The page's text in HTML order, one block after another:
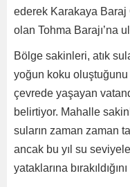
ederek Karakaya Baraj
olan Tohma Barajı’na
Bölge sakinleri, atık
yoğun koku
çevrede yaşayan
belirtiyor. Mahalle
suların zaman zaman
ancak bu yıl su
yataklarına